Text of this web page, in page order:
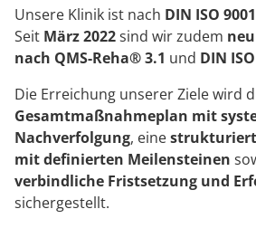
Unsere Klinik ist nach DIN ISO
Seit März 2022sind wir zudem
nach QMS-Reha® 3.1 und DIN
Die Erreichung unserer Ziele wird
Gesamtmaßnahmeplan mit
Nachverfolgung, eine
mit definierten Meilensteinen
verbindliche Fristsetzung und
sichergestellt.